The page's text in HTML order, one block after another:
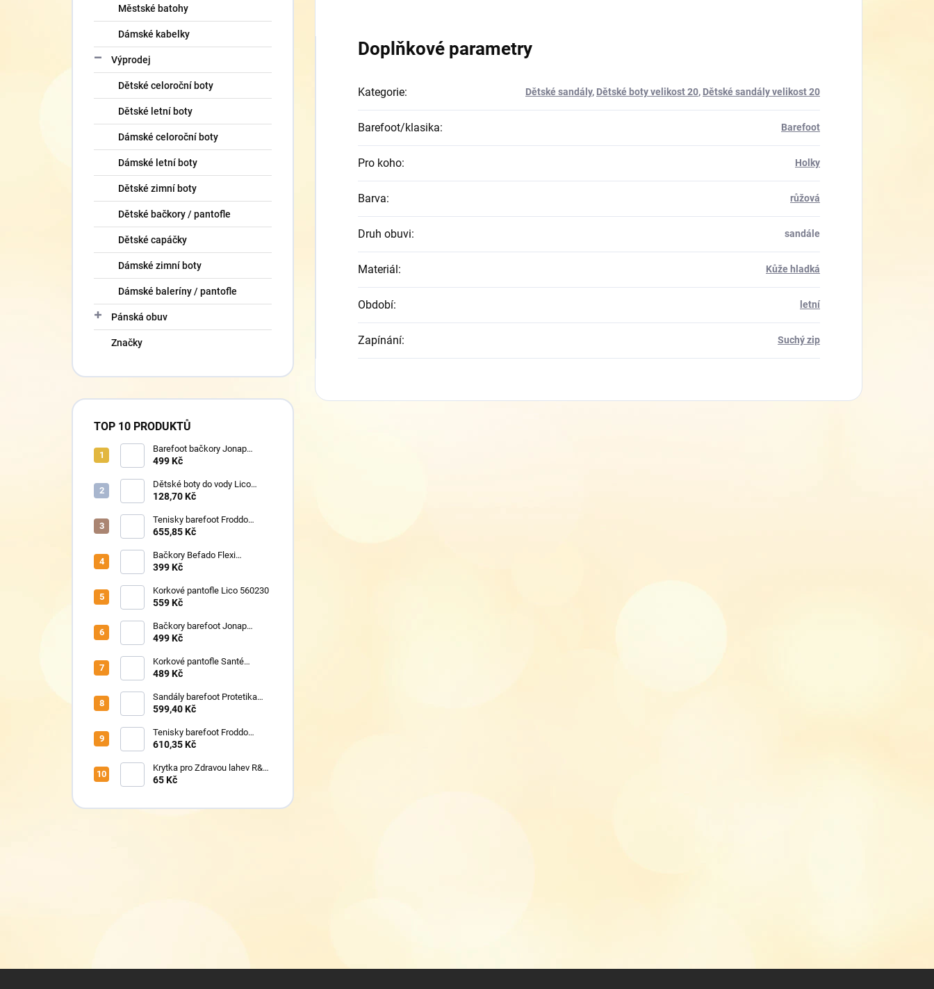
Městské batohy
Dámské kabelky
Výprodej
Dětské celoroční boty
Dětské letní boty
Dámské celoroční boty
Dámské letní boty
Dětské zimní boty
Dětské bačkory / pantofle
Dětské capáčky
Dámské zimní boty
Dámské baleríny / pantofle
Pánská obuv
Značky
TOP 10 PRODUKTŮ
Barefoot bačkory Jonap
Home New fialová kočička
499 Kč
Dětské boty do vody Lico
430124 růžové
128,70 Kč
Tenisky barefoot Froddo
G1700440-17 Mint
655,85 Kč
Bačkory Befado Flexi
627P023
399 Kč
Korkové pantofle Lico 560230
559 Kč
Bačkory barefoot Jonap
Home New Police
499 Kč
Korkové pantofle Santé
VN/326 černá
489 Kč
Sandály barefoot Protetika
TAFI pink uni
599,40 Kč
Tenisky barefoot Froddo
G1700440-5 Blue Electric
610,35 Kč
Krytka pro Zdravou lahev R&B
Floppy
65 Kč
Doplňkové parametry
Kategorie: Dětské sandály, Dětské boty velikost 20, Dětské sandály velikost 20
Barefoot/klasika: Barefoot
Pro koho: Holky
Barva: růžová
Druh obuvi: sandále
Materiál: Kůže hladká
Období: letní
Zapínání: Suchý zip